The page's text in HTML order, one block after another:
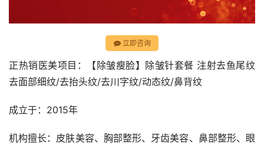
立即咨询
正热销医美项目：【除皱瘦脸】除皱针套餐 注射去鱼尾纹
去面部细纹/去抬头纹/去川字纹/动态纹/鼻背纹
成立于：2015年
机构擅长：皮肤美容、胸部整形、牙齿美容、鼻部整形、眼